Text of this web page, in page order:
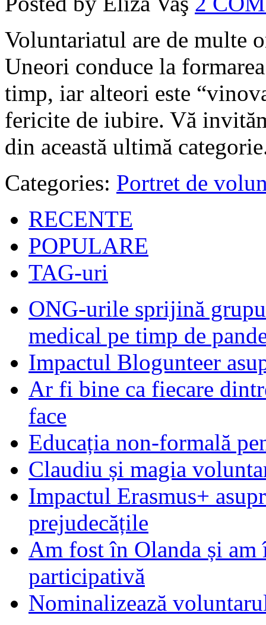
Voluntariatul are de multe
Uneori conduce la
timp, iar alteori este
fericite de iubire. Vă
din această ultimă
Categories: Portret de
RECENTE
POPULARE
TAG-uri
ONG-urile sprijină
medical pe timp de
Impactul Blogunteer
Ar fi bine ca fiecare
face
Educația non-formală
Claudiu și magia
Impactul Erasmus+
prejudecățile
Am fost în Olanda și am
participativă
Nominalizează